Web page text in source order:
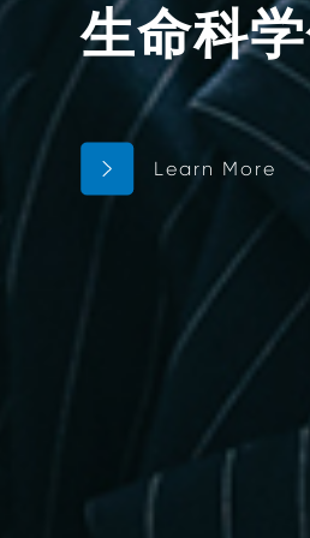
全球信
Learn More